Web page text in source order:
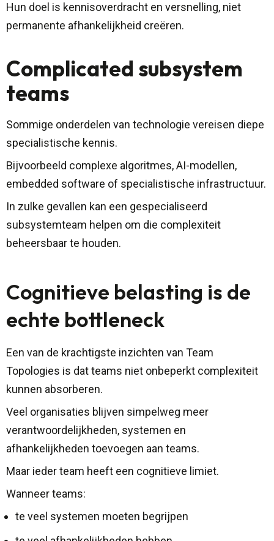
Hun doel is kennisoverdracht en versnelling, niet
permanente afhankelijkheid creëren.
Complicated subsystem
teams
Sommige onderdelen van technologie vereisen diepe
specialistische kennis.
Bijvoorbeeld complexe algoritmes, AI-modellen,
embedded software of specialistische infrastructuur.
In zulke gevallen kan een gespecialiseerd
subsystemteam helpen om die complexiteit
beheersbaar te houden.
Cognitieve belasting is de
echte bottleneck
Een van de krachtigste inzichten van Team
Topologies is dat teams niet onbeperkt complexiteit
kunnen absorberen.
Veel organisaties blijven simpelweg meer
verantwoordelijkheden, systemen en
afhankelijkheden toevoegen aan teams.
Maar ieder team heeft een cognitieve limiet.
Wanneer teams:
te veel systemen moeten begrijpen